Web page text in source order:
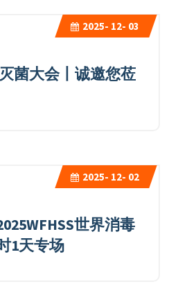
2025- 12- 03
菌大会丨诚邀您莅
2025- 12- 02
世界消毒
1天专场